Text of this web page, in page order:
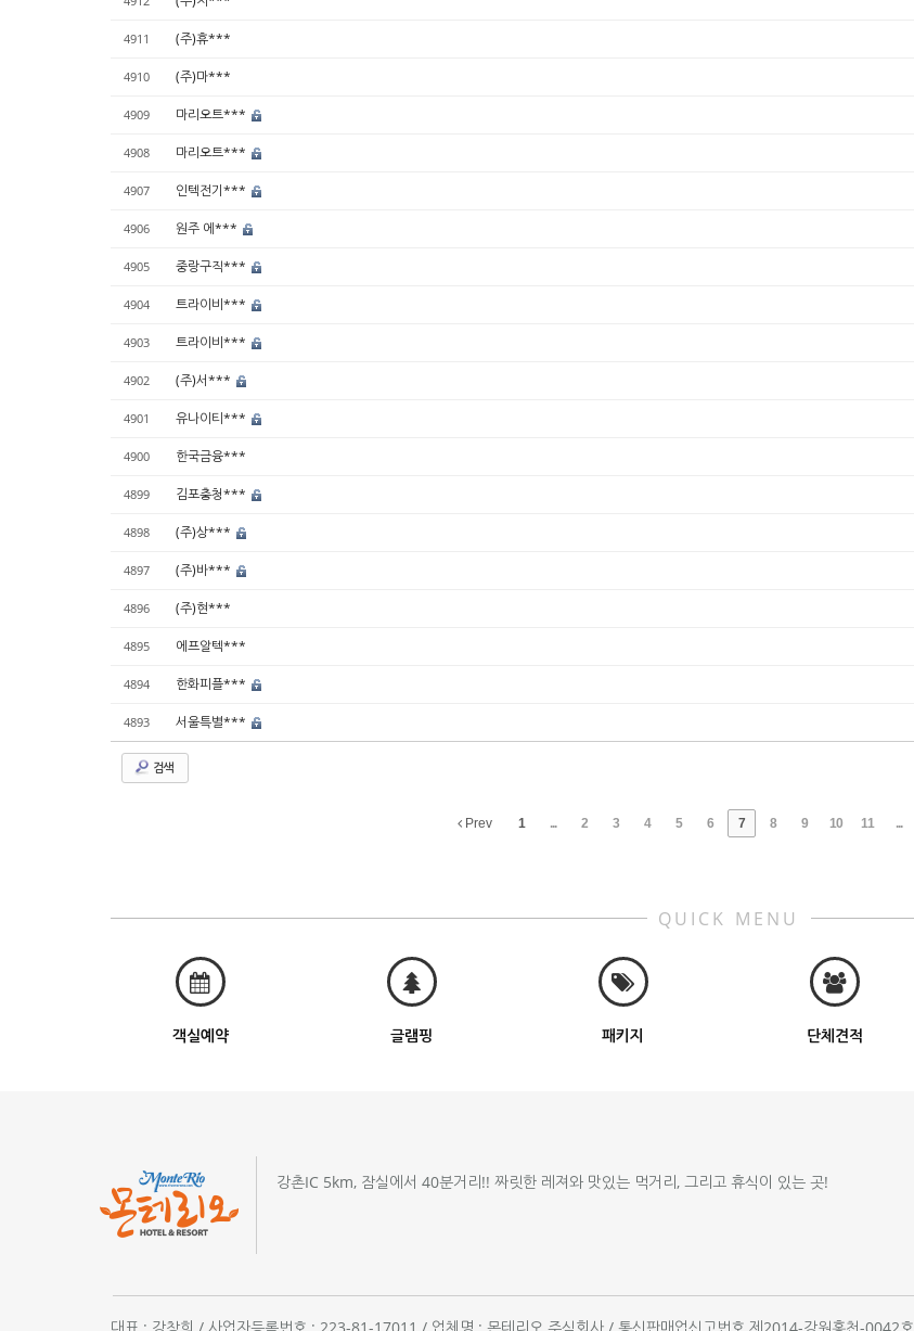
4911 (주)휴***
4910 (주)마***
4909 마리오트***
4908 마리오트***
4907 인텍전기***
4906 원주 에***
4905 중랑구직***
4904 트라이비***
4903 트라이비***
4902 (주)서***
4901 유나이티***
4900 한국금융***
4899 김포충청***
4898 (주)상***
4897 (주)바***
4896 (주)현***
4895 에프알텍***
4894 한화피플***
4893 서울특별***
검색
Prev 1 ... 2 3 4 5 6 7 8 9 10 11 ...
QUICK MENU
객실예약 글램핑 패키지 단체견적
강촌IC 5km, 잠실에서 40분거리!! 짜릿한 레져와 맛있는 먹거리, 그리고 휴식이 있는 곳!